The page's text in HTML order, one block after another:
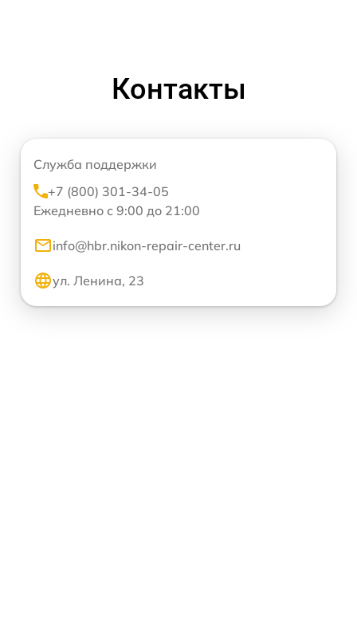
Контакты
Служба поддержки
+7 (800) 301-34-05
Ежедневно с 9:00 до 21:00
info@hbr.nikon-repair-center.ru
ул. Ленина, 23